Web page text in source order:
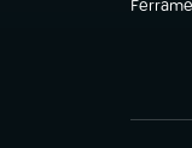
(abre